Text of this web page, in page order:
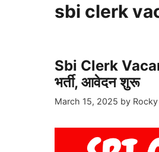
sbi clerk
Sbi Clerk
भर्ती, आवेदन शुरू
March 15, 2025 by Rocky